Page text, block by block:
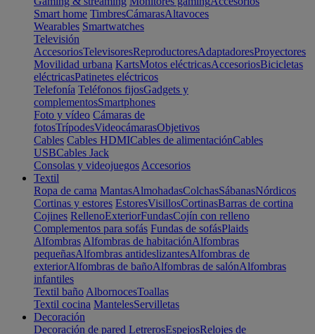
Smart home TimbresCámarasAltavoces
Wearables Smartwatches
Televisión
AccesoriosTelevisoresReproductoresAdaptadoresProyectores
Movilidad urbana KartsMotos eléctricasAccesoriosBicicletas
eléctricasPatinetes eléctricos
Telefonía Teléfonos fijosGadgets y
complementosSmartphones
Foto y vídeo Cámaras de
fotosTrípodesVideocámarasObjetivos
Cables Cables HDMICables de alimentaciónCables
USBCables Jack
Consolas y videojuegos Accesorios
Textil
Ropa de cama MantasAlmohadasColchasSábanasNórdicos
Cortinas y estores EstoresVisillosCortinasBarras de cortina
Cojines RellenoExteriorFundasCojín con relleno
Complementos para sofás Fundas de sofásPlaids
Alfombras Alfombras de habitaciónAlfombras
pequeñasAlfombras antideslizantesAlfombras de
exteriorAlfombras de bañoAlfombras de salónAlfombras
infantiles
Textil baño AlbornocesToallas
Textil cocina MantelesServilletas
Decoración
Decoración de pared LetrerosEspejosRelojes de